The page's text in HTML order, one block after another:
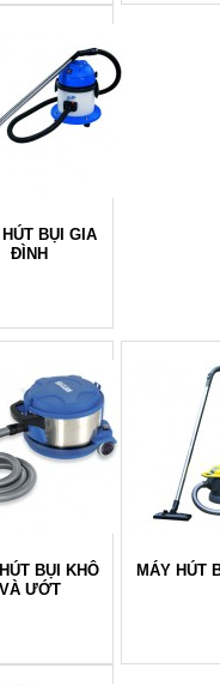
BỤI GIA
ĐÌNH
BỤI KHÔ
VÀ ƯỚT
MÁY HÚT